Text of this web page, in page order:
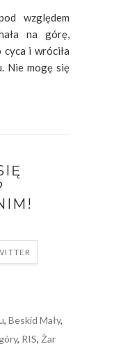
względem
na górę,
cyca i wróciła
Nie mogę się
, Beskid Mały,
, RIS, Żar